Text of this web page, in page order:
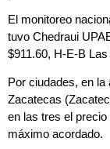
El monitoreo
tuvo Chedraui
$911.60, H-E-B
Por ciudades, en
Zacatecas
en las tres el
máximo acordado.